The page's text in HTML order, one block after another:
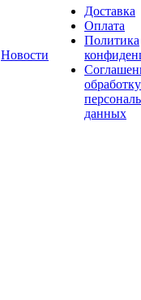
Новости
Доставка
Оплата
Политика
обработку
данных